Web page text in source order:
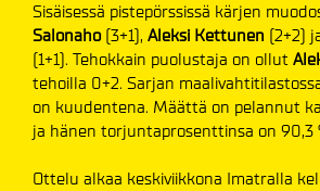
Sisäisessä pistepörssissä kärjen
Salonaho(3+1), Aleksi Kettunen (2+2)
(1+1). Tehokkain puolustaja on ollut
tehoilla 0+2. Sarjan
on kuudentena. Määttä on pelannut
ja hänen torjuntaprosenttinsa on 90,3
Ottelu alkaa keskiviikkona Imatralla